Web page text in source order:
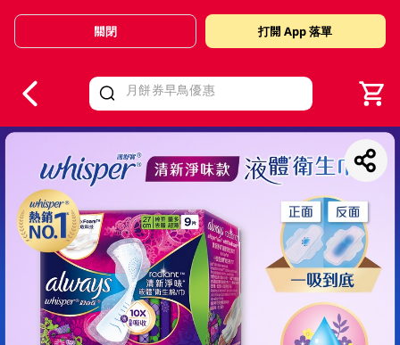
Valid Until 30 June 2026
關閉 打開 App 落單